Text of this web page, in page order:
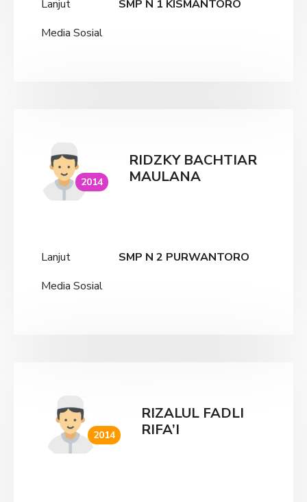
Lanjut
SMP N 1 KISMANTORO
Media Sosial
2014
RIDZKY BACHTIAR
MAULANA
Lanjut
SMP N 2 PURWANTORO
Media Sosial
2014
RIZALUL FADLI
RIFA’I